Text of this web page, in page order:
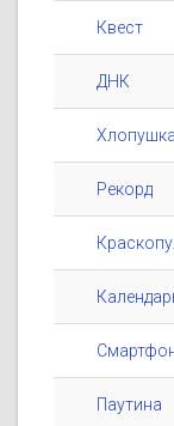
Квест
ДНК
Хлопушка
Рекорд
Паутина